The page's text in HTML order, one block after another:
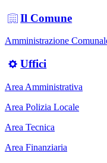
Il Comune
Amministrazione
Uffici
Area Amministrativa
Area Polizia Locale
Area Tecnica
Area Finanziaria